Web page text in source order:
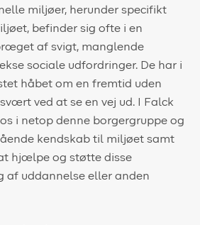
miljøer, herunder specifikt
befinder sig ofte i en
af svigt, manglende
sociale udfordringer. De har i
håbet om en fremtid uden
ved at se en vej ud. I Falck
i netop denne borgergruppe og
kendskab til miljøet samt
hjælpe og støtte disse
af uddannelse eller anden